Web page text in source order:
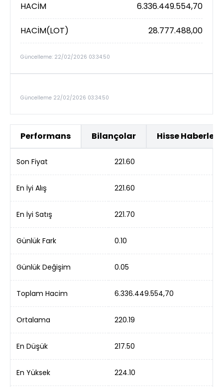
HACİM 6.336.449.554,70
HACİM(LOT) 28.777.488,00
Güncelleme: 22/02/2026 03:34:50
Güncelleme 22/02/2026 03:34:50
Performans Bilançolar Hisse Haberleri
Son Fiyat 221.60
En İyi Alış 221.60
En İyi Satış 221.70
Günlük Fark 0.10
Günlük Değişim 0.05
Toplam Hacim 6.336.449.554,70
Ortalama 220.19
En Düşük 217.50
En Yüksek 224.10